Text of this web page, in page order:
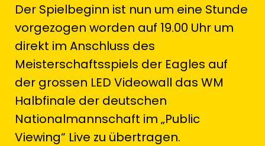
Der Spielbeginn ist nun um eine Stunde
vorgezogen worden auf 19.00 Uhr um
direkt im Anschluss des
Meisterschaftsspiels der Eagles auf
der grossen LED Videowall das WM
Halbfinale der deutschen
Nationalmannschaft im „Public
Viewing“ Live zu übertragen.